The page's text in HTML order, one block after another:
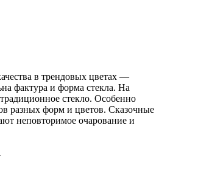
в трендовых цветах —
фактура и форма стекла. На
стекло. Особенно
разных форм и цветов. Сказочные
неповторимое очарование и